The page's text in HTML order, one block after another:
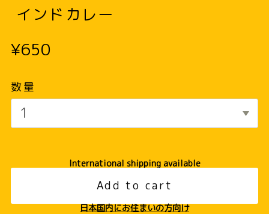
インドカレー
¥650
数量
International shipping available
Add to cart
日本国内にお住まいの方向け